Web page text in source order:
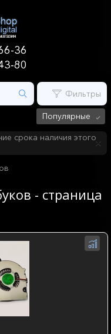
36
80
Фильтры
Популярные
срока наличия этого
- страница